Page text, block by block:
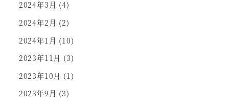
2024年3月 (4)
2024年2月 (2)
2024年1月 (10)
2023年11月 (3)
2023年10月 (1)
2023年9月 (3)